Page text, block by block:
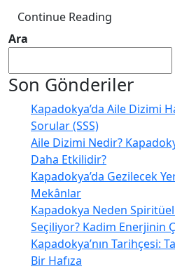
Continue Reading
Ara
Son Gönderiler
Kapadokya’da Aile Dizimi
Sorular (SSS)
Aile Dizimi Nedir?
Daha Etkilidir?
Kapadokya’da Gezilecek
Mekânlar
Kapadokya Neden
Seçiliyor? Kadim Enerjinin
Kapadokya’nın Tarihçesi:
Bir Hafıza